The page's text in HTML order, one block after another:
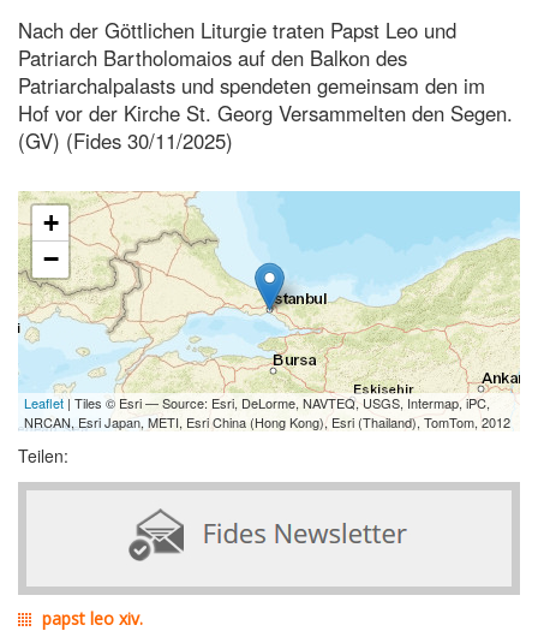
Nach der Göttlichen Liturgie traten Papst Leo und
Patriarch Bartholomaios auf den Balkon des
Patriarchalpalasts und spendeten gemeinsam den im
Hof vor der Kirche St. Georg Versammelten den Segen.
(GV) (Fides 30/11/2025)
+
−
Leaflet | Tiles © Esri — Source: Esri, DeLorme, NAVTEQ, USGS, Intermap, iPC,
NRCAN, Esri Japan, METI, Esri China (Hong Kong), Esri (Thailand), TomTom, 2012
Teilen:
papst leo xiv.